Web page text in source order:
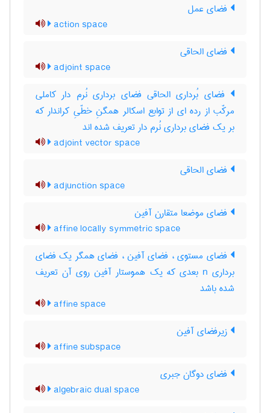
فضای عمل
action space
فضای الحاقی
adjoint space
فضای بُرداری الحاقی فضای برداری نُرم دار کاملی
مرکّب از رده ای از توابع اسکالر همگنِ خطّیِ کراندار که
بر یک فضای برداری نُرم دار تعریف شده اند
adjoint vector space
فضای الحاقی
adjunction space
فضای موضعا متقارن آفین
affine locally symmetric space
فضای مستوی ، فضای آفین ، فضای همگر یک فضای
برداری n بعدی که یک هموستار آفین روی آن تعریف
شده باشد
affine space
زیرفضای آفین
affine subspace
فضای دوگان جبری
algebraic dual space